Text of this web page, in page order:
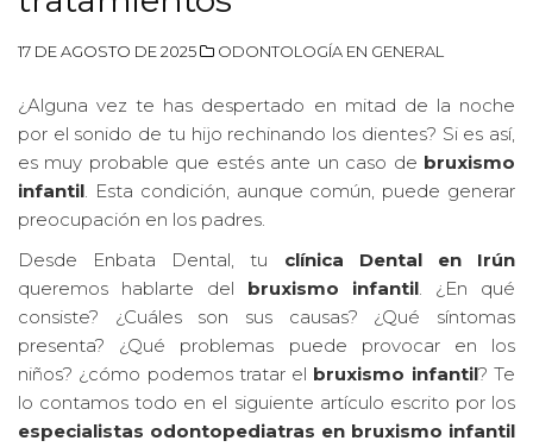
17 DE AGOSTO DE 2025 ODONTOLOGÍA EN GENERAL
¿Alguna vez te has despertado en mitad de la noche
por el sonido de tu hijo rechinando los dientes? Si es así,
es muy probable que estés ante un caso de bruxismo
infantil. Esta condición, aunque común, puede generar
preocupación en los padres.
Desde Enbata Dental, tu clínica Dental en Irún
queremos hablarte del bruxismo infantil. ¿En qué
consiste? ¿Cuáles son sus causas? ¿Qué síntomas
presenta? ¿Qué problemas puede provocar en los
niños? ¿cómo podemos tratar el bruxismo infantil? Te
lo contamos todo en el siguiente artículo escrito por los
especialistas odontopediatras en bruxismo infantil